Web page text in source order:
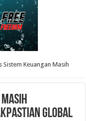
Sistem Keuangan Masih
Global